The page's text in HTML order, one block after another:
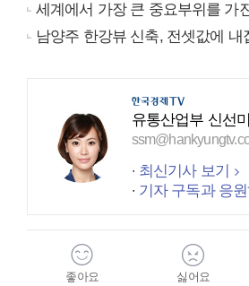
세계에서 가장 큰 중요부위를 가
남양주 한강뷰 신축, 전셋값에 내
유통산업부 신선
최신기사 보기
기자 구독과 응
좋아요
싫어요